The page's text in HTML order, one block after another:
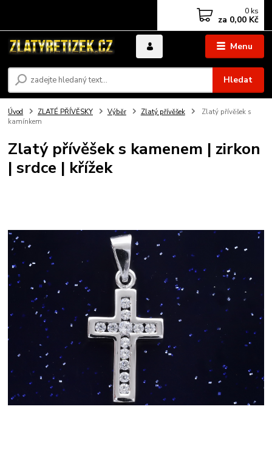
Menu
Hledat
0 ks
za 0,00 Kč
Úvod ZLATÉ PŘÍVĚSKY Výběr Zlatý přívěšek
Zlatý přívěšek s
kamínkem
Zlatý přívěšek s kamenem | zirkon
| srdce | křížek